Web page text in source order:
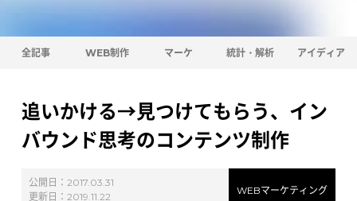
全記事 WEB制作 マーケ 統計・解析 アイディア
追いかける→見つけてもらう、イン
バウンド思考のコンテンツ制作
公開日： 2017.03.31
更新日： 2019.11.22
WEBマーケティング